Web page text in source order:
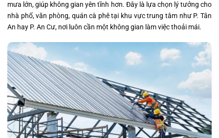
mưa lớn, giúp không gian yên tĩnh hơn. Đây là lựa chọn lý tưởng cho
nhà phố, văn phòng, quán cà phê tại khu vực trung tâm như P. Tân
An hay P. An Cư, nơi luôn cần một không gian làm việc thoải mái.